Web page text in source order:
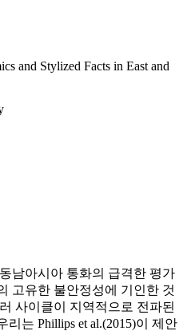
and Stylized Facts in East and
남아시아 통화의 급격한 평가
고유한 불안정성에 기인한 것
사이클이 지역적으로 전파된
는 Phillips et al.(2015)이 제안